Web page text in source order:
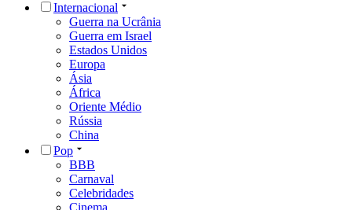
Internacional
Guerra na Ucrânia
Guerra em Israel
Estados Unidos
Europa
Ásia
África
Oriente Médio
Rússia
China
Pop
BBB
Carnaval
Celebridades